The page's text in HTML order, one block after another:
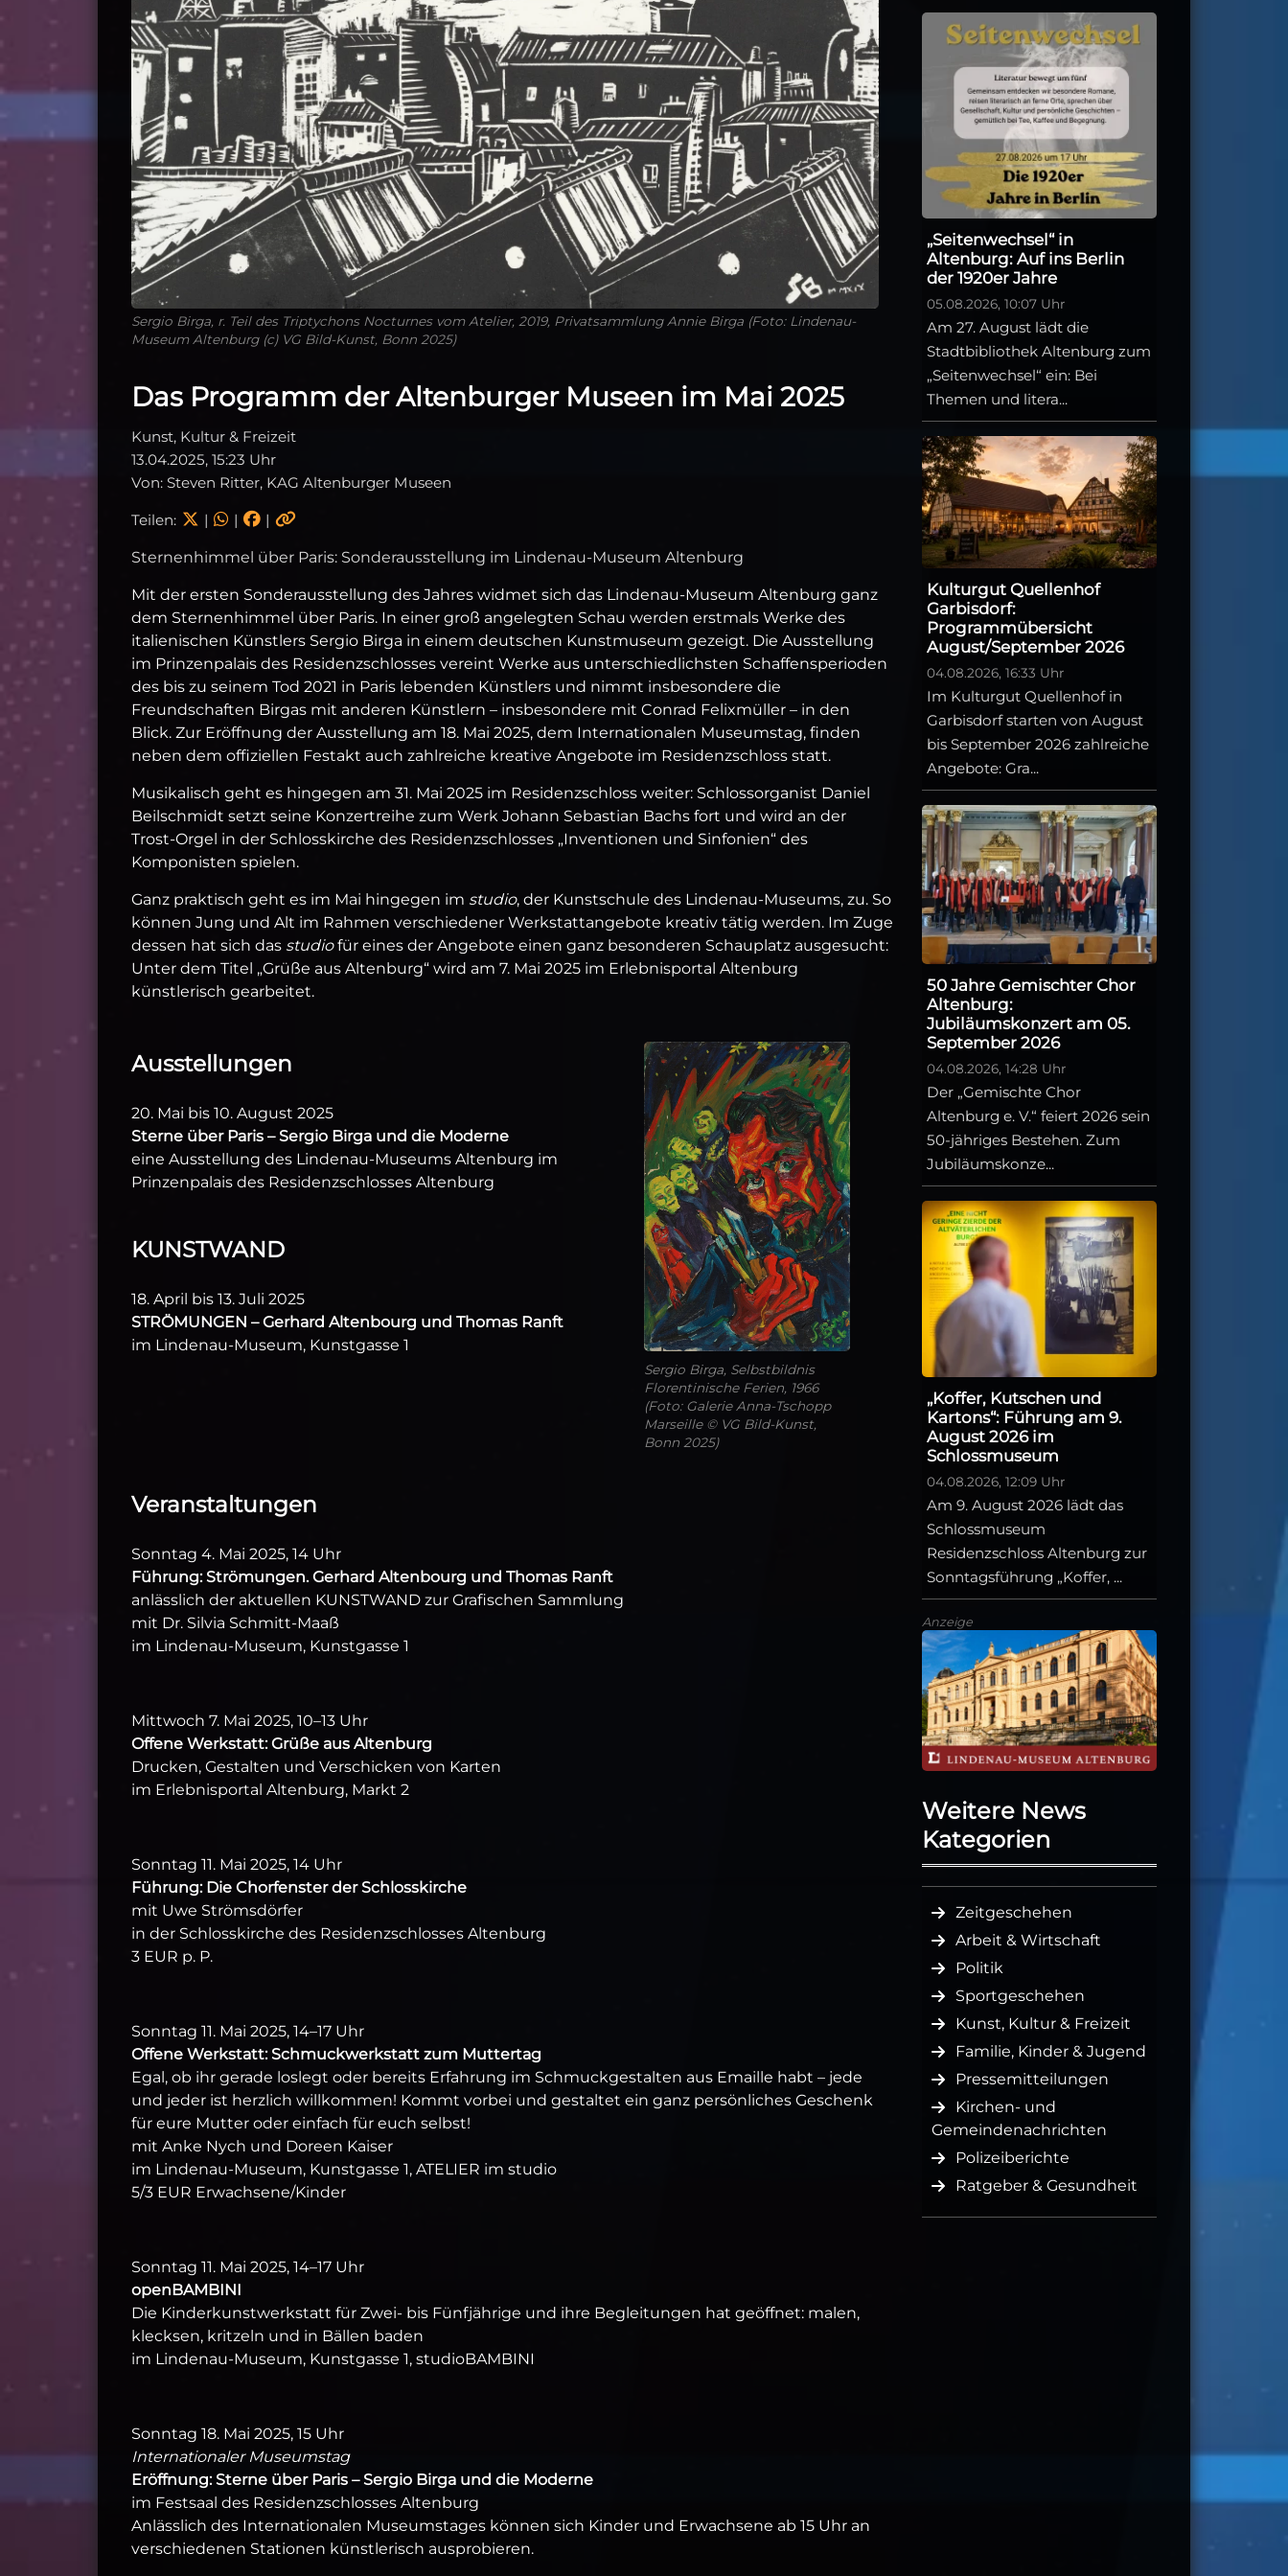
Sergio Birga, r. Teil des Triptychons Nocturnes vom Atelier, 2019, Privatsammlung Annie Birga (Foto: Lindenau-
Museum Altenburg (c) VG Bild-Kunst, Bonn 2025)
Das Programm der Altenburger Museen im Mai 2025
Kunst, Kultur & Freizeit
13.04.2025, 15:23 Uhr
Von: Steven Ritter, KAG Altenburger Museen
Teilen: | | |
Sternenhimmel über Paris: Sonderausstellung im Lindenau-Museum Altenburg
Mit der ersten Sonderausstellung des Jahres widmet sich das Lindenau-Museum Altenburg ganz
dem Sternenhimmel über Paris. In einer groß angelegten Schau werden erstmals Werke des
italienischen Künstlers Sergio Birga in einem deutschen Kunstmuseum gezeigt. Die Ausstellung
im Prinzenpalais des Residenzschlosses vereint Werke aus unterschiedlichsten Schaffensperioden
des bis zu seinem Tod 2021 in Paris lebenden Künstlers und nimmt insbesondere die
Freundschaften Birgas mit anderen Künstlern – insbesondere mit Conrad Felixmüller – in den
Blick. Zur Eröffnung der Ausstellung am 18. Mai 2025, dem Internationalen Museumstag, finden
neben dem offiziellen Festakt auch zahlreiche kreative Angebote im Residenzschloss statt.
Musikalisch geht es hingegen am 31. Mai 2025 im Residenzschloss weiter: Schlossorganist Daniel
Beilschmidt setzt seine Konzertreihe zum Werk Johann Sebastian Bachs fort und wird an der
Trost-Orgel in der Schlosskirche des Residenzschlosses „Inventionen und Sinfonien“ des
Komponisten spielen.
Ganz praktisch geht es im Mai hingegen im studio, der Kunstschule des Lindenau-Museums, zu. So
können Jung und Alt im Rahmen verschiedener Werkstattangebote kreativ tätig werden. Im Zuge
dessen hat sich das studiofür eines der Angebote einen ganz besonderen Schauplatz ausgesucht:
Unter dem Titel „Grüße aus Altenburg“ wird am 7. Mai 2025 im Erlebnisportal Altenburg
künstlerisch gearbeitet.
Ausstellungen
20. Mai bis 10. August 2025
Sterne über Paris – Sergio Birga und die Moderne
eine Ausstellung des Lindenau-Museums Altenburg im
Prinzenpalais des Residenzschlosses Altenburg
KUNSTWAND
18. April bis 13. Juli 2025
STRÖMUNGEN – Gerhard Altenbourg und Thomas Ranft
im Lindenau-Museum, Kunstgasse 1
Sergio Birga, Selbstbildnis
Florentinische Ferien, 1966
(Foto: Galerie Anna-Tschopp
Marseille © VG Bild-Kunst,
Bonn 2025)
Veranstaltungen
Sonntag 4. Mai 2025, 14 Uhr
Führung: Strömungen. Gerhard Altenbourg und Thomas Ranft
anlässlich der aktuellen KUNSTWAND zur Grafischen Sammlung
mit Dr. Silvia Schmitt-Maaß
im Lindenau-Museum, Kunstgasse 1
Mittwoch 7. Mai 2025, 10–13 Uhr
Offene Werkstatt: Grüße aus Altenburg
Drucken, Gestalten und Verschicken von Karten
im Erlebnisportal Altenburg, Markt 2
Sonntag 11. Mai 2025, 14 Uhr
Führung: Die Chorfenster der Schlosskirche
mit Uwe Strömsdörfer
in der Schlosskirche des Residenzschlosses Altenburg
3 EUR p. P.
Sonntag 11. Mai 2025, 14–17 Uhr
Offene Werkstatt: Schmuckwerkstatt zum Muttertag
Egal, ob ihr gerade loslegt oder bereits Erfahrung im Schmuckgestalten aus Emaille habt – jede
und jeder ist herzlich willkommen! Kommt vorbei und gestaltet ein ganz persönliches Geschenk
für eure Mutter oder einfach für euch selbst!
mit Anke Nych und Doreen Kaiser
im Lindenau-Museum, Kunstgasse 1, ATELIER im studio
5/3 EUR Erwachsene/Kinder
Sonntag 11. Mai 2025, 14–17 Uhr
openBAMBINI
Die Kinderkunstwerkstatt für Zwei- bis Fünfjährige und ihre Begleitungen hat geöffnet: malen,
klecksen, kritzeln und in Bällen baden
im Lindenau-Museum, Kunstgasse 1, studioBAMBINI
Sonntag 18. Mai 2025, 15 Uhr
Internationaler Museumstag
Eröffnung: Sterne über Paris – Sergio Birga und die Moderne
im Festsaal des Residenzschlosses Altenburg
Anlässlich des Internationalen Museumstages können sich Kinder und Erwachsene ab 15 Uhr an
verschiedenen Stationen künstlerisch ausprobieren.
„Seitenwechsel“ in
Altenburg: Auf ins Berlin
der 1920er Jahre
05.08.2026, 10:07 Uhr
Am 27. August lädt die
Stadtbibliothek Altenburg zum
„Seitenwechsel“ ein: Bei
Themen und litera...
Kulturgut Quellenhof
Garbisdorf:
Programmübersicht
August/September 2026
04.08.2026, 16:33 Uhr
Im Kulturgut Quellenhof in
Garbisdorf starten von August
bis September 2026 zahlreiche
Angebote: Gra...
50 Jahre Gemischter Chor
Altenburg:
Jubiläumskonzert am 05.
September 2026
04.08.2026, 14:28 Uhr
Der „Gemischte Chor
Altenburg e. V.“ feiert 2026 sein
50-jähriges Bestehen. Zum
Jubiläumskonze...
„Koffer, Kutschen und
Kartons“: Führung am 9.
August 2026 im
Schlossmuseum
04.08.2026, 12:09 Uhr
Am 9. August 2026 lädt das
Schlossmuseum
Residenzschloss Altenburg zur
Sonntagsführung „Koffer, ...
Anzeige
Weitere News
Kategorien
Zeitgeschehen
Arbeit & Wirtschaft
Politik
Sportgeschehen
Kunst, Kultur & Freizeit
Familie, Kinder & Jugend
Pressemitteilungen
Kirchen- und
Gemeindenachrichten
Polizeiberichte
Ratgeber & Gesundheit